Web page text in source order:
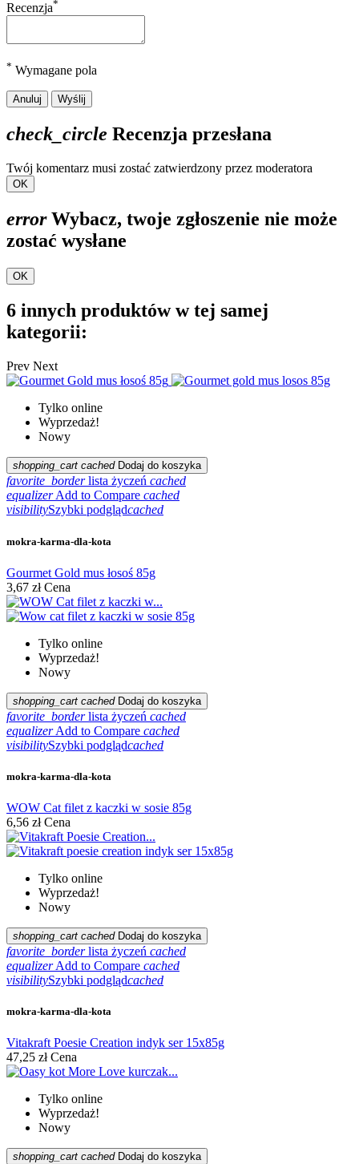
Recenzja*
* Wymagane pola
Anuluj Wyślij
check_circle Recenzja przesłana
Twój komentarz musi zostać zatwierdzony przez moderatora
OK
errorWybacz, twoje zgłoszenie nie może
zostać wysłane
OK
6 innych produktów w tej samej
kategorii:
Prev Next
Tylko online
Wyprzedaż!
Nowy
shopping_cart cached Dodaj do koszyka
favorite_border lista życzeń cached
equalizer Add to Compare cached
visibilitySzybki podglądcached
mokra-karma-dla-kota
Gourmet Gold mus łosoś 85g
3,67 zł Cena
Tylko online
Wyprzedaż!
Nowy
shopping_cart cached Dodaj do koszyka
favorite_border lista życzeń cached
equalizer Add to Compare cached
visibilitySzybki podglądcached
mokra-karma-dla-kota
WOW Cat filet z kaczki w sosie 85g
6,56 zł Cena
Tylko online
Wyprzedaż!
Nowy
shopping_cart cached Dodaj do koszyka
favorite_border lista życzeń cached
equalizer Add to Compare cached
visibilitySzybki podglądcached
mokra-karma-dla-kota
Vitakraft Poesie Creation indyk ser 15x85g
47,25 zł Cena
Tylko online
Wyprzedaż!
Nowy
shopping_cart cached Dodaj do koszyka